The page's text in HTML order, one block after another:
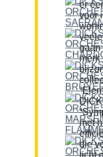
er
voor
gaan
merk
met
die
licht